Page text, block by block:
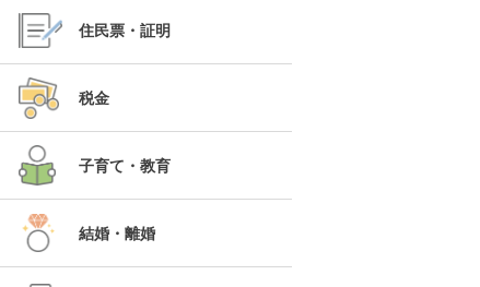
住民票・証明
税金
子育て・教育
結婚・離婚